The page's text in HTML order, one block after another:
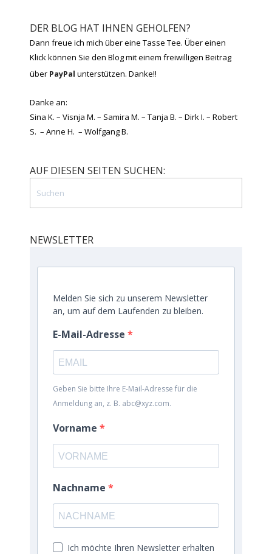
DER BLOG HAT IHNEN GEHOLFEN?
Dann freue ich mich über eine Tasse Tee. Über einen
Klick können Sie den Blog mit einem freiwilligen Beitrag
über PayPal unterstützen. Danke!!
Danke an:
Sina K. – Visnja M. – Samira M. – Tanja B. – Dirk I. – Robert
S. – Anne H. – Wolfgang B.
AUF DIESEN SEITEN SUCHEN:
NEWSLETTER
Melden Sie sich zu unserem Newsletter
an, um auf dem Laufenden zu bleiben.
E-Mail-Adresse
Geben Sie bitte Ihre E-Mail-Adresse für die
Anmeldung an, z. B. abc@xyz.com.
Vorname
Nachname
Ich möchte Ihren Newsletter erhalten